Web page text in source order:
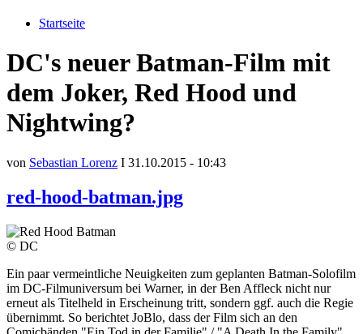
Startseite
DC's neuer Batman-Film mit
dem Joker, Red Hood und
Nightwing?
von Sebastian Lorenz I 31.10.2015 - 10:43
red-hood-batman.jpg
© DC
Ein paar vermeintliche Neuigkeiten zum geplanten Batman-Solofilm
im DC-Filmuniversum bei Warner, in der Ben Affleck nicht nur
erneut als Titelheld in Erscheinung tritt, sondern ggf. auch die Regie
übernimmt. So berichtet JoBlo, dass der Film sich an den